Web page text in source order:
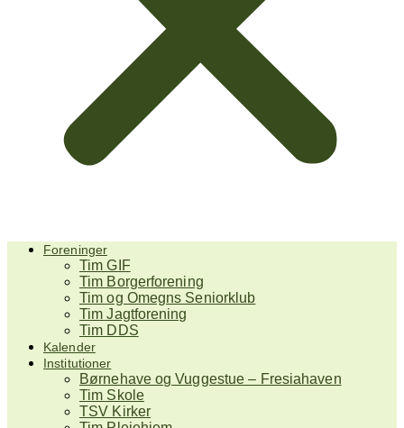
Foreninger
Tim GIF
Tim Borgerforening
Tim og Omegns Seniorklub
Tim Jagtforening
Tim DDS
Kalender
Institutioner
Børnehave og Vuggestue – Fresiahaven
Tim Skole
TSV Kirker